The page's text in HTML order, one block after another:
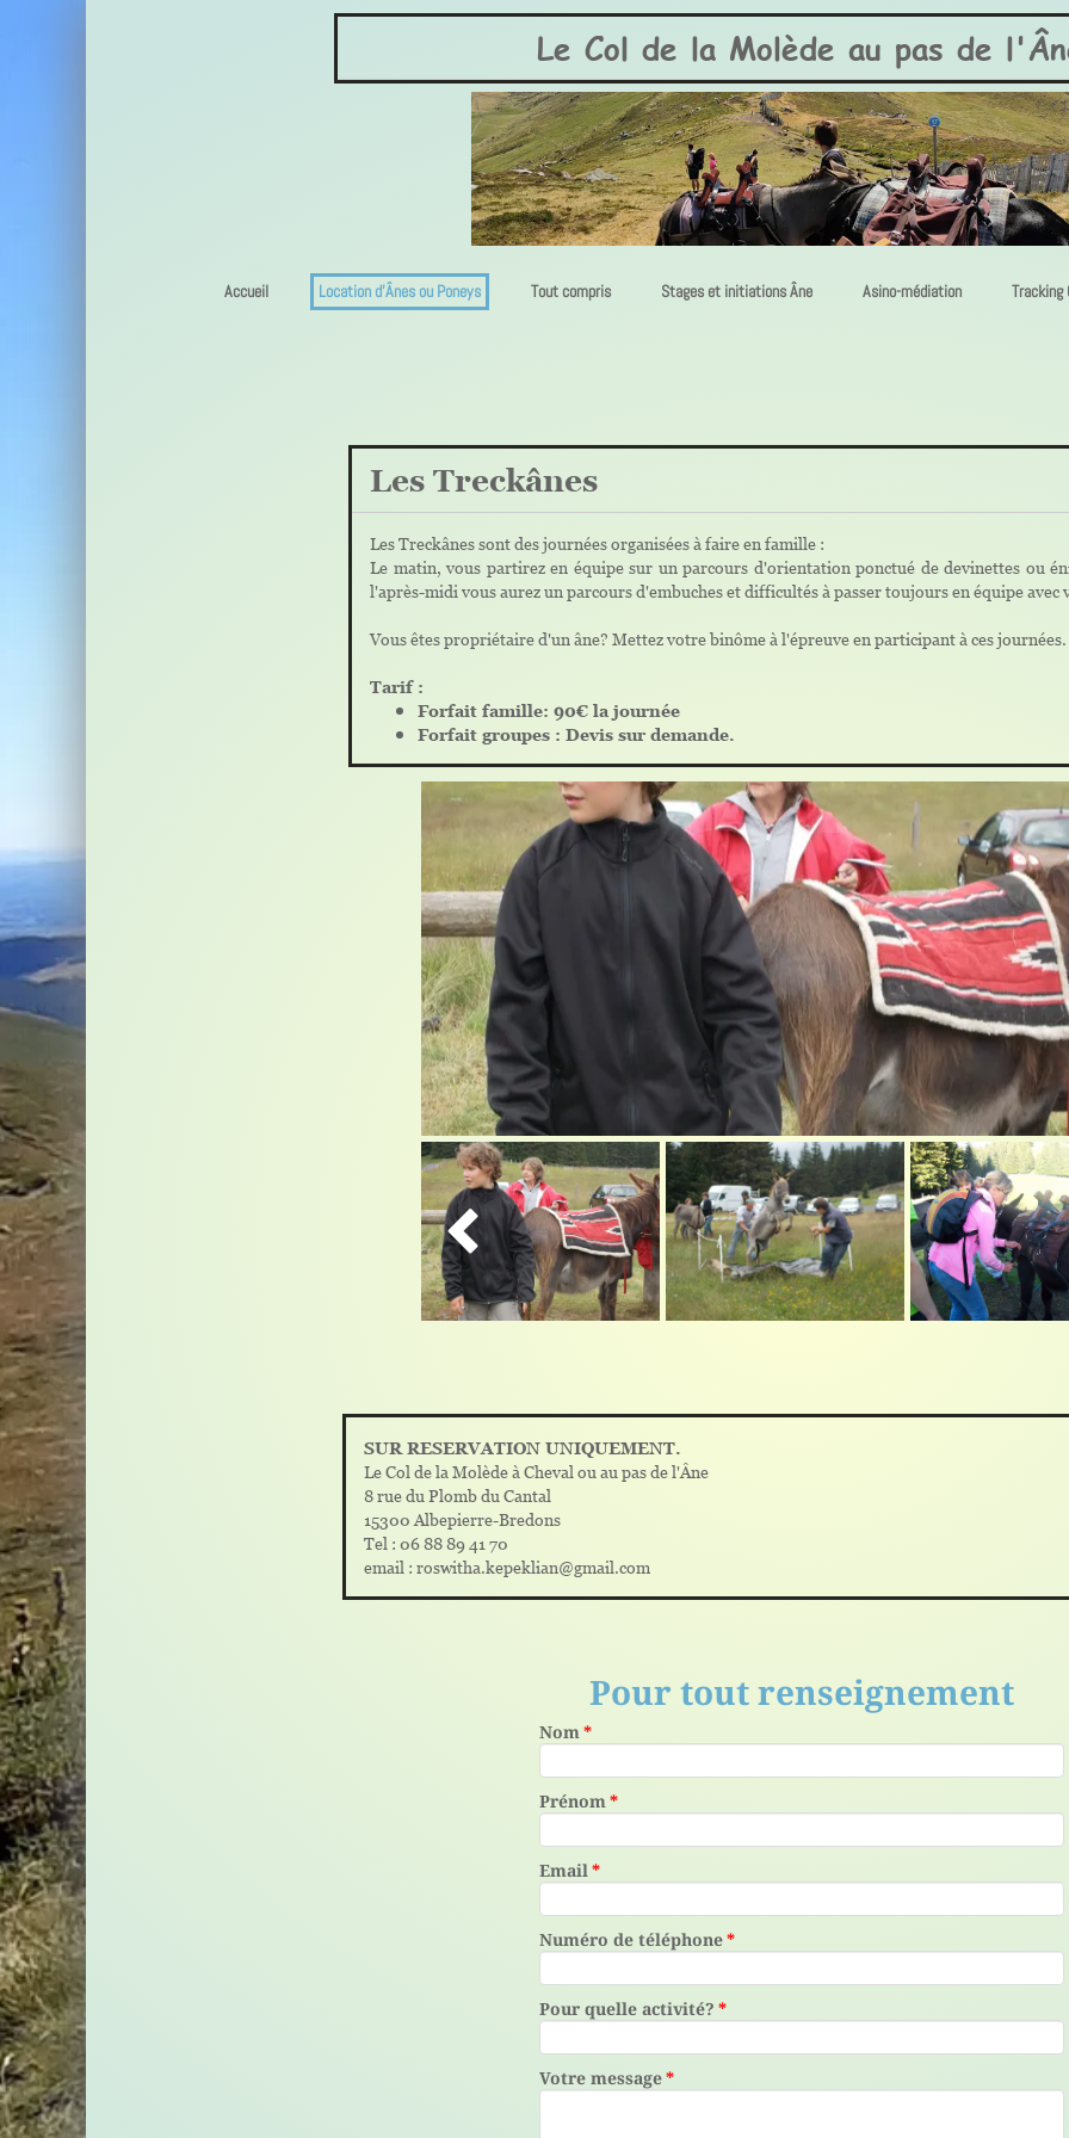
Accueil Location d'Ânes ou Poneys Tout compris Stages et initiations Âne Asino-médiation Tracking
SUR RESERVATION UNIQUEMENT.
Le Col de la Molède à Cheval ou au pas de l'Âne
8 rue du Plomb du Cantal
15300 Albepierre-Bredons
Tel : 06 88 89 41 70
email : roswitha.kepeklian@gmail.com
Pour tout renseignement
Nom*
Prénom*
Email*
Numéro de téléphone*
Pour quelle activité? *
Votre message*
Le Col de la Molède au pas de
Les Treckânes
Les Treckânes sont des journées organisées à faire en famille :
Le matin, vous partirez en équipe sur un parcours d'orientation ponctué de devinettes ou
l'après-midi vous aurez un parcours d'embuches et difficultés à passer toujours en équipe avec
Vous êtes propriétaire d'un âne? Mettez votre binôme à l'épreuve en participant à ces journées.
Tarif :
Forfait famille: 90€ la journée
Forfait groupes : Devis sur demande.
